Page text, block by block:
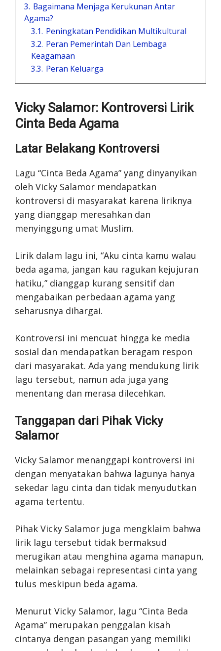
3. Bagaimana Menjaga Kerukunan Antar
Agama?
3.1. Peningkatan Pendidikan Multikultural
3.2. Peran Pemerintah Dan Lembaga
Keagamaan
3.3. Peran Keluarga
Vicky Salamor: Kontroversi Lirik
Cinta Beda Agama
Latar Belakang Kontroversi
Lagu “Cinta Beda Agama” yang dinyanyikan
oleh Vicky Salamor mendapatkan
kontroversi di masyarakat karena liriknya
yang dianggap meresahkan dan
menyinggung umat Muslim.
Lirik dalam lagu ini, “Aku cinta kamu walau
beda agama, jangan kau ragukan kejujuran
hatiku,” dianggap kurang sensitif dan
mengabaikan perbedaan agama yang
seharusnya dihargai.
Kontroversi ini mencuat hingga ke media
sosial dan mendapatkan beragam respon
dari masyarakat. Ada yang mendukung lirik
lagu tersebut, namun ada juga yang
menentang dan merasa dilecehkan.
Tanggapan dari Pihak Vicky
Salamor
Vicky Salamor menanggapi kontroversi ini
dengan menyatakan bahwa lagunya hanya
sekedar lagu cinta dan tidak menyudutkan
agama tertentu.
Pihak Vicky Salamor juga mengklaim bahwa
lirik lagu tersebut tidak bermaksud
merugikan atau menghina agama manapun,
melainkan sebagai representasi cinta yang
tulus meskipun beda agama.
Menurut Vicky Salamor, lagu “Cinta Beda
Agama” merupakan penggalan kisah
cintanya dengan pasangan yang memiliki